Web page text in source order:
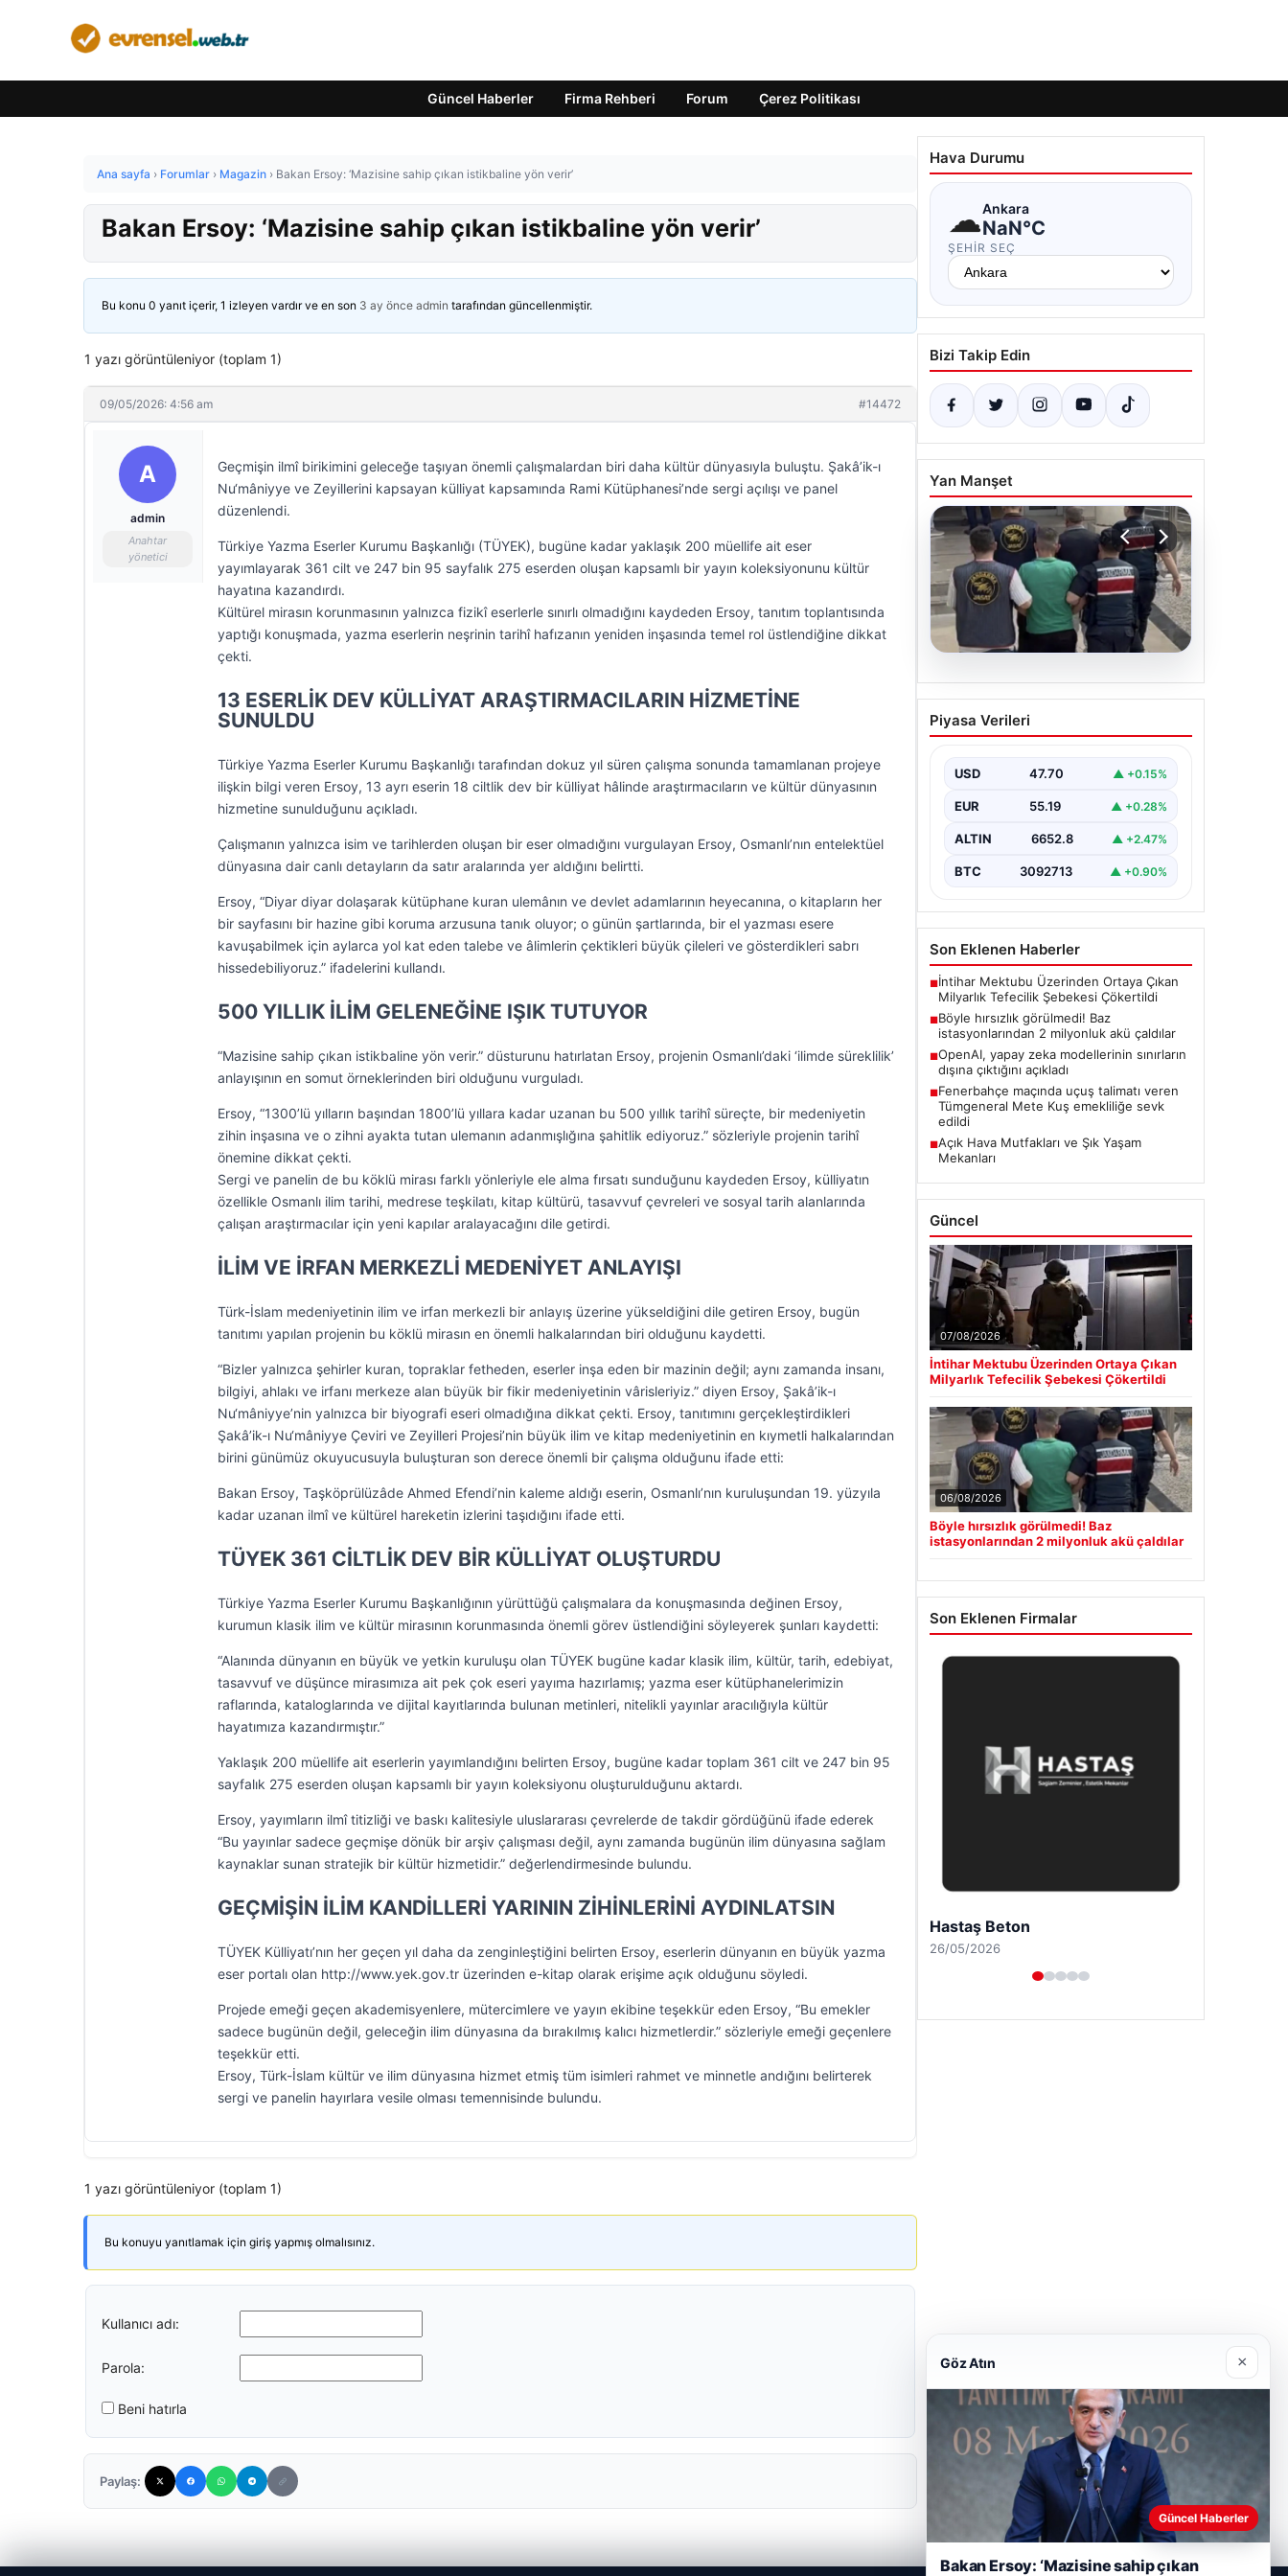
Güncel Haberler Firma Rehberi Forum Çerez Politikası
Ana sayfa › Forumlar › Magazin › Bakan Ersoy: ‘Mazisine sahip çıkan istikbaline yön verir’
Bakan Ersoy: ‘Mazisine sahip çıkan istikbaline yön verir’
Bu konu 0 yanıt içerir, 1 izleyen vardır ve en son 3 ay önce admin tarafından güncellenmiştir.
1 yazı görüntüleniyor (toplam 1)
09/05/2026: 4:56 am #14472
A
admin
Anahtar
yönetici
Geçmişin ilmî birikimini geleceğe taşıyan önemli çalışmalardan biri daha kültür dünyasıyla buluştu. Şakâ’ik-ı
Nu‘mâniyye ve Zeyillerini kapsayan külliyat kapsamında Rami Kütüphanesi’nde sergi açılışı ve panel
düzenlendi.
Türkiye Yazma Eserler Kurumu Başkanlığı (TÜYEK), bugüne kadar yaklaşık 200 müellife ait eser
yayımlayarak 361 cilt ve 247 bin 95 sayfalık 275 eserden oluşan kapsamlı bir yayın koleksiyonunu kültür
hayatına kazandırdı.
Kültürel mirasın korunmasının yalnızca fizikî eserlerle sınırlı olmadığını kaydeden Ersoy, tanıtım toplantısında
yaptığı konuşmada, yazma eserlerin neşrinin tarihî hafızanın yeniden inşasında temel rol üstlendiğine dikkat
çekti.
13 ESERLİK DEV KÜLLİYAT ARAŞTIRMACILARIN HİZMETİNE
SUNULDU
Türkiye Yazma Eserler Kurumu Başkanlığı tarafından dokuz yıl süren çalışma sonunda tamamlanan projeye
ilişkin bilgi veren Ersoy, 13 ayrı eserin 18 ciltlik dev bir külliyat hâlinde araştırmacıların ve kültür dünyasının
hizmetine sunulduğunu açıkladı.
Çalışmanın yalnızca isim ve tarihlerden oluşan bir eser olmadığını vurgulayan Ersoy, Osmanlı’nın entelektüel
dünyasına dair canlı detayların da satır aralarında yer aldığını belirtti.
Ersoy, “Diyar diyar dolaşarak kütüphane kuran ulemânın ve devlet adamlarının heyecanına, o kitapların her
bir sayfasını bir hazine gibi koruma arzusuna tanık oluyor; o günün şartlarında, bir el yazması esere
kavuşabilmek için aylarca yol kat eden talebe ve âlimlerin çektikleri büyük çileleri ve gösterdikleri sabrı
hissedebiliyoruz.” ifadelerini kullandı.
500 YILLIK İLİM GELENEĞİNE IŞIK TUTUYOR
“Mazisine sahip çıkan istikbaline yön verir.” düsturunu hatırlatan Ersoy, projenin Osmanlı’daki ‘ilimde süreklilik’
anlayışının en somut örneklerinden biri olduğunu vurguladı.
Ersoy, “1300’lü yılların başından 1800’lü yıllara kadar uzanan bu 500 yıllık tarihî süreçte, bir medeniyetin
zihin inşasına ve o zihni ayakta tutan ulemanın adanmışlığına şahitlik ediyoruz.” sözleriyle projenin tarihî
önemine dikkat çekti.
Sergi ve panelin de bu köklü mirası farklı yönleriyle ele alma fırsatı sunduğunu kaydeden Ersoy, külliyatın
özellikle Osmanlı ilim tarihi, medrese teşkilatı, kitap kültürü, tasavvuf çevreleri ve sosyal tarih alanlarında
çalışan araştırmacılar için yeni kapılar aralayacağını dile getirdi.
İLİM VE İRFAN MERKEZLİ MEDENİYET ANLAYIŞI
Türk-İslam medeniyetinin ilim ve irfan merkezli bir anlayış üzerine yükseldiğini dile getiren Ersoy, bugün
tanıtımı yapılan projenin bu köklü mirasın en önemli halkalarından biri olduğunu kaydetti.
“Bizler yalnızca şehirler kuran, topraklar fetheden, eserler inşa eden bir mazinin değil; aynı zamanda insanı,
bilgiyi, ahlakı ve irfanı merkeze alan büyük bir fikir medeniyetinin vârisleriyiz.” diyen Ersoy, Şakâ’ik-ı
Nu‘mâniyye’nin yalnızca bir biyografi eseri olmadığına dikkat çekti. Ersoy, tanıtımını gerçekleştirdikleri
Şakâ’ik-ı Nu‘mâniyye Çeviri ve Zeyilleri Projesi’nin büyük ilim ve kitap medeniyetinin en kıymetli halkalarından
birini günümüz okuyucusuyla buluşturan son derece önemli bir çalışma olduğunu ifade etti:
Bakan Ersoy, Taşköprülüzâde Ahmed Efendi’nin kaleme aldığı eserin, Osmanlı’nın kuruluşundan 19. yüzyıla
kadar uzanan ilmî ve kültürel hareketin izlerini taşıdığını ifade etti.
TÜYEK 361 CİLTLİK DEV BİR KÜLLİYAT OLUŞTURDU
Türkiye Yazma Eserler Kurumu Başkanlığının yürüttüğü çalışmalara da konuşmasında değinen Ersoy,
kurumun klasik ilim ve kültür mirasının korunmasında önemli görev üstlendiğini söyleyerek şunları kaydetti:
“Alanında dünyanın en büyük ve yetkin kuruluşu olan TÜYEK bugüne kadar klasik ilim, kültür, tarih, edebiyat,
tasavvuf ve düşünce mirasımıza ait pek çok eseri yayıma hazırlamış; yazma eser kütüphanelerimizin
raflarında, kataloglarında ve dijital kayıtlarında bulunan metinleri, nitelikli yayınlar aracılığıyla kültür
hayatımıza kazandırmıştır.”
Yaklaşık 200 müellife ait eserlerin yayımlandığını belirten Ersoy, bugüne kadar toplam 361 cilt ve 247 bin 95
sayfalık 275 eserden oluşan kapsamlı bir yayın koleksiyonu oluşturulduğunu aktardı.
Ersoy, yayımların ilmî titizliği ve baskı kalitesiyle uluslararası çevrelerde de takdir gördüğünü ifade ederek
“Bu yayınlar sadece geçmişe dönük bir arşiv çalışması değil, aynı zamanda bugünün ilim dünyasına sağlam
kaynaklar sunan stratejik bir kültür hizmetidir.” değerlendirmesinde bulundu.
GEÇMİŞİN İLİM KANDİLLERİ YARININ ZİHİNLERİNİ AYDINLATSIN
TÜYEK Külliyatı’nın her geçen yıl daha da zenginleştiğini belirten Ersoy, eserlerin dünyanın en büyük yazma
eser portalı olan http://www.yek.gov.tr üzerinden e-kitap olarak erişime açık olduğunu söyledi.
Projede emeği geçen akademisyenlere, mütercimlere ve yayın ekibine teşekkür eden Ersoy, “Bu emekler
sadece bugünün değil, geleceğin ilim dünyasına da bırakılmış kalıcı hizmetlerdir.” sözleriyle emeği geçenlere
teşekkür etti.
Ersoy, Türk-İslam kültür ve ilim dünyasına hizmet etmiş tüm isimleri rahmet ve minnetle andığını belirterek
sergi ve panelin hayırlara vesile olması temennisinde bulundu.
1 yazı görüntüleniyor (toplam 1)
Bu konuyu yanıtlamak için giriş yapmış olmalısınız.
Kullanıcı adı:
Parola:
Beni hatırla
Paylaş:
Hava Durumu
☁Ankara
NaN°C
ŞEHIR SEÇ
Bizi Takip Edin
Yan Manşet
06.08.2026
Böyle hırsızlık görülmedi!
Baz istasyonlarından 2
Piyasa Verileri
USD 47.70 ▲ +0.15%
EUR 55.19 ▲ +0.28%
ALTIN 6652.8 ▲ +2.47%
BTC 3092713 ▲ +0.90%
Son Eklenen Haberler
■İntihar Mektubu Üzerinden Ortaya Çıkan
Milyarlık Tefecilik Şebekesi Çökertildi
■Böyle hırsızlık görülmedi! Baz
istasyonlarından 2 milyonluk akü çaldılar
■OpenAI, yapay zeka modellerinin sınırların
dışına çıktığını açıkladı
■Fenerbahçe maçında uçuş talimatı veren
Tümgeneral Mete Kuş emekliliğe sevk
edildi
■Açık Hava Mutfakları ve Şık Yaşam
Mekanları
Güncel
07/08/2026
İntihar Mektubu Üzerinden Ortaya Çıkan
Milyarlık Tefecilik Şebekesi Çökertildi
06/08/2026
Böyle hırsızlık görülmedi! Baz
istasyonlarından 2 milyonluk akü çaldılar
Son Eklenen Firmalar
Hastaş Beton
26/05/2026
Göz Atın ×
Güncel Haberler
Bakan Ersoy: ‘Mazisine sahip çıkan